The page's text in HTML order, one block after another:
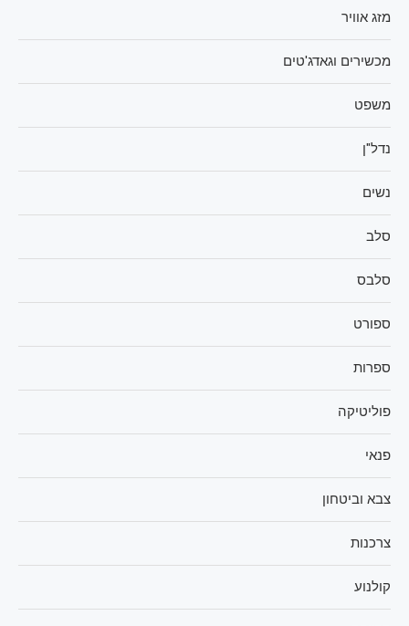
מזג אוויר
מכשירים וגאדג'טים
משפט
נדל"ן
נשים
סלב
סלבס
ספורט
ספרות
פוליטיקה
פנאי
צבא וביטחון
צרכנות
קולנוע